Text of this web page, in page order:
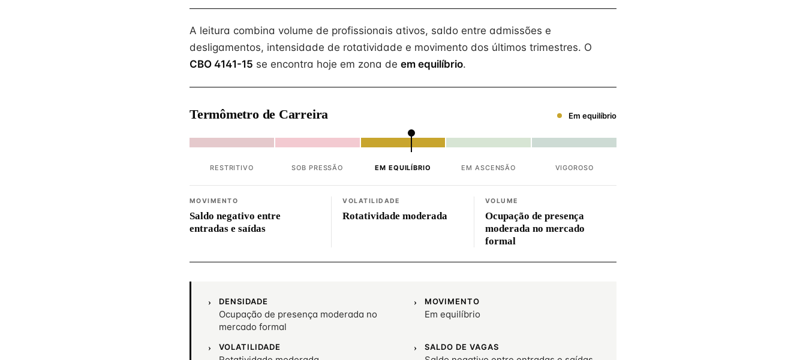
A leitura combina volume de profissionais ativos, saldo entre admissões e
desligamentos, intensidade de rotatividade e movimento dos últimos trimestres. O
CBO 4141-15 se encontra hoje em zona de em equilíbrio.
Termômetro de Carreira Em equilíbrio
RESTRITIVO SOB PRESSÃO EM EQUILÍBRIO EM ASCENSÃO VIGOROSO
MOVIMENTO
Saldo negativo entre
entradas e saídas
VOLATILIDADE
Rotatividade moderada
VOLUME
Ocupação de presença
moderada no mercado
formal
DENSIDADE
Ocupação de presença moderada no
mercado formal
MOVIMENTO
Em equilíbrio
VOLATILIDADE SALDO DE VAGAS